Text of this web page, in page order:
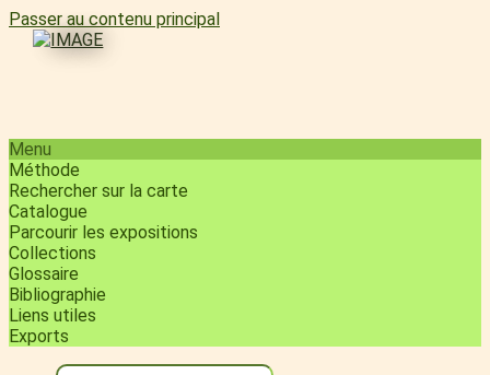
Passer au contenu principal
Menu
Méthode
Rechercher sur la carte
Catalogue
Parcourir les expositions
Collections
Glossaire
Bibliographie
Liens utiles
Exports